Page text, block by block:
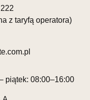
z taryfą operatora)
piątek: 08:00–16:00